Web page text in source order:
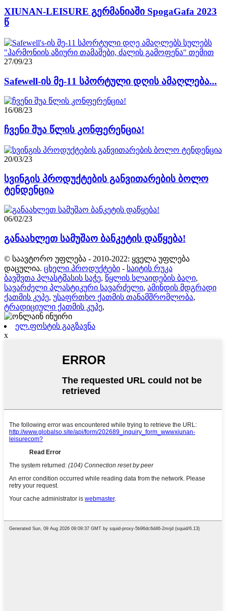
XIUNAN-LEISURE გერმანიაში SpogaGafa 2023
წ
27/09/23
Safewell-ის მე-11 სპორტული დღის ამაღლება...
16/08/23
ჩვენი შუა წლის კონფერენცია!
20/03/23
სვინგის პროდუქტების განვითარების ბოლო
ტენდენცია
06/02/23
განაახლეთ სამუშაო ბანკეტის დაწყება!
© საავტორო უფლება - 2010-2022: ყველა უფლება
დაცულია. ცხელი პროდუქტები - საიტის რუკა
ბავშვთა პლასტმასის საჭე, წყლის სლაიდების ბაღი,
სავარძელი პლასტიკური სავარძელი, ამინდის მდგრადი
ქათმის კუპე, უსაფრთხო ქათმის თანამშრომლობა,
ტრადიციული ქათმის კუპე,
ელ.ფოსტის გაგზავნა
x